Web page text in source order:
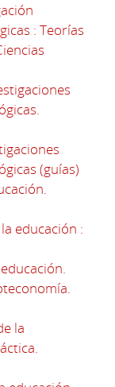
: Teorías
(guías)
educación :
la